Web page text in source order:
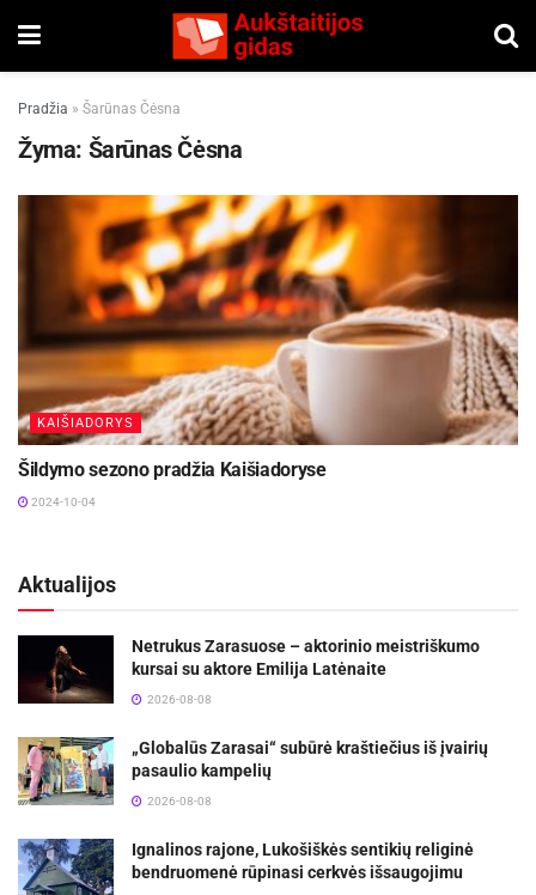
Pradžia » Šarūnas Čėsna
Žyma: Šarūnas Čėsna
KAIŠIADORYS
Šildymo sezono pradžia Kaišiadoryse
2024-10-04
Aktualijos
Netrukus Zarasuose – aktorinio meistriškumo
kursai su aktore Emilija Latėnaite
2026-08-08
„Globalūs Zarasai“ subūrė kraštiečius iš įvairių
pasaulio kampelių
2026-08-08
Ignalinos rajone, Lukošiškės sentikių religinė
bendruomenė rūpinasi cerkvės išsaugojimu